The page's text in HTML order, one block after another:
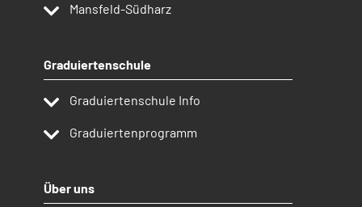
Mansfeld-Südharz
Graduiertenschule
Graduiertenschule Info
Graduiertenprogramm
Über uns